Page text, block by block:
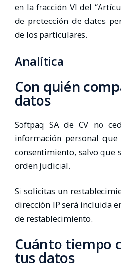
en la fracción VI del
de protección de datos
de los particulares.
Analítica
Con quién
datos
Softpaq SA de CV no
información personal
consentimiento, salvo que
orden judicial.
Si solicitas un
dirección IP será incluida
de restablecimiento.
Cuánto tiempo
tus datos